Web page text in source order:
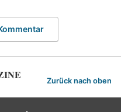
Zurück nach oben